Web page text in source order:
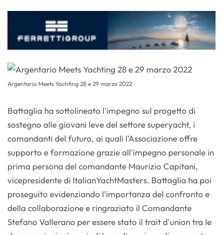
Argentario Meets Yachting 28 e 29 marzo 2022
Battaglia ha sottolineato l'impegno sul progetto di
sostegno alle giovani leve del settore superyacht, i
comandanti del futuro, ai quali l'Associazione offre
supporto e formazione grazie all'impegno personale in
prima persona del comandante Maurizio Capitani,
vicepresidente di ItalianYachtMasters. Battaglia ha poi
proseguito evidenziando l'importanza del confronto e
della collaborazione e ringraziato il Comandante
Stefano Vallerano per essere stato il trait d'union tra le